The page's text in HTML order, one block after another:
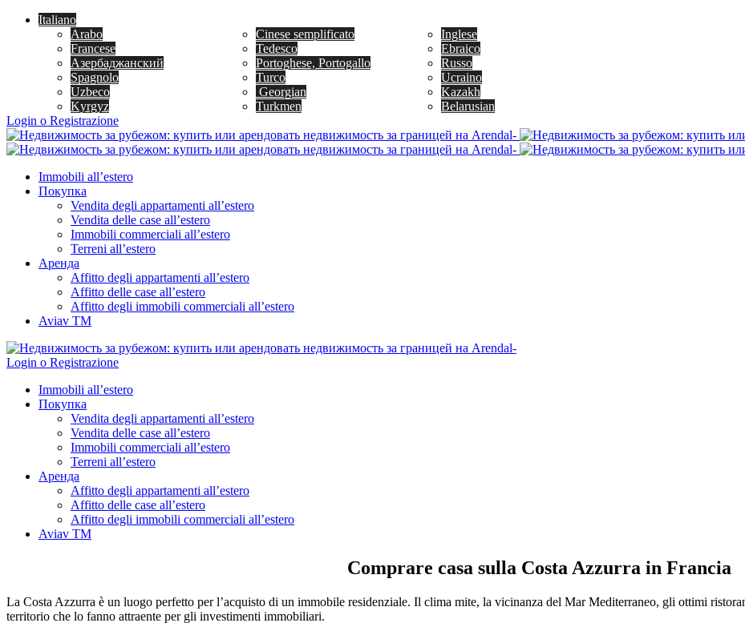
Italiano
Arabo
Cinese semplificato
Inglese
Francese
Tedesco
Ebraico
Азербаджанский
Portoghese, Portogallo
Russo
Spagnolo
Turco
Ucraino
Uzbeco
Georgian
Kazakh
Kyrgyz
Turkmen
Belarusian
Login o Registrazione
Immobili all’estero
Покупка
Vendita degli appartamenti all’estero
Vendita delle case all’estero
Immobili commerciali all’estero
Terreni all’estero
Аренда
Affitto degli appartamenti all’estero
Affitto delle case all’estero
Affitto degli immobili commerciali all’estero
Aviav TM
Login o Registrazione
Immobili all’estero
Покупка
Vendita degli appartamenti all’estero
Vendita delle case all’estero
Immobili commerciali all’estero
Terreni all’estero
Аренда
Affitto degli appartamenti all’estero
Affitto delle case all’estero
Affitto degli immobili commerciali all’estero
Aviav TM
Comprare casa sulla Costa Azzurra in Francia
La Costa Azzurra è un luogo perfetto per l’acquisto di un immobile residenziale. Il clima mite, la vicinanza del Mar Mediterraneo, gli ottimi
territorio che lo fanno attraente per gli investimenti immobiliari.